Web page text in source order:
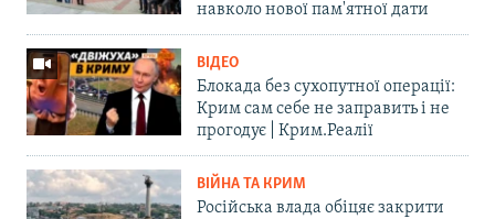
навколо нової пам'ятної дати
ВІДЕО
Блокада без сухопутної операції:
Крим сам себе не заправить і не
прогодує | Крим.Реалії
ВІЙНА ТА КРИМ
Російська влада обіцяє закрити